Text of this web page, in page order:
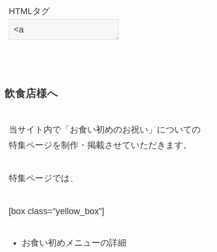
HTMLタグ
飲食店様へ
当サイト内で「お食い初めのお祝い」についての
特集ページを制作・掲載させていただきます。
特集ページでは、
[box class=”yellow_box”]
お食い初めメニューの詳細